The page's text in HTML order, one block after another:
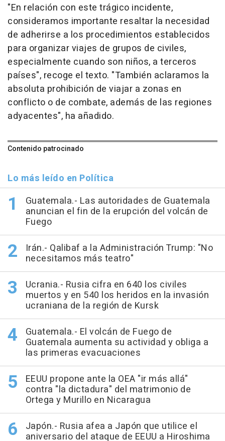
"En relación con este trágico incidente,
consideramos importante resaltar la necesidad
de adherirse a los procedimientos establecidos
para organizar viajes de grupos de civiles,
especialmente cuando son niños, a terceros
países", recoge el texto. "También aclaramos la
absoluta prohibición de viajar a zonas en
conflicto o de combate, además de las regiones
adyacentes", ha añadido.
Contenido patrocinado
Lo más leído en Política
Guatemala.- Las autoridades de Guatemala
anuncian el fin de la erupción del volcán de
Fuego
Irán.- Qalibaf a la Administración Trump: "No
necesitamos más teatro"
Ucrania.- Rusia cifra en 640 los civiles
muertos y en 540 los heridos en la invasión
ucraniana de la región de Kursk
Guatemala.- El volcán de Fuego de
Guatemala aumenta su actividad y obliga a
las primeras evacuaciones
EEUU propone ante la OEA "ir más allá"
contra "la dictadura" del matrimonio de
Ortega y Murillo en Nicaragua
Japón.- Rusia afea a Japón que utilice el
aniversario del ataque de EEUU a Hiroshima